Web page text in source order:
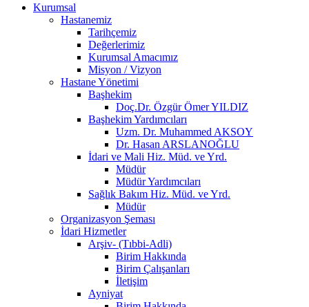
Kurumsal
Hastanemiz
Tarihçemiz
Değerlerimiz
Kurumsal Amacımız
Misyon / Vizyon
Hastane Yönetimi
Başhekim
Doç.Dr. Özgür Ömer YILDIZ
Başhekim Yardımcıları
Uzm. Dr. Muhammed AKSOY
Dr. Hasan ARSLANOĞLU
İdari ve Mali Hiz. Müd. ve Yrd.
Müdür
Müdür Yardımcıları
Sağlık Bakım Hiz. Müd. ve Yrd.
Müdür
Organizasyon Şeması
İdari Hizmetler
Arşiv- (Tıbbi-Adli)
Birim Hakkında
Birim Çalışanları
İletişim
Ayniyat